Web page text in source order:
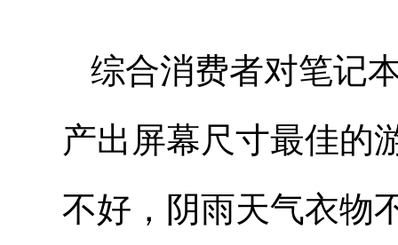
综合消费者对笔记
产出屏幕尺寸最佳的
不好，阴雨天气衣物